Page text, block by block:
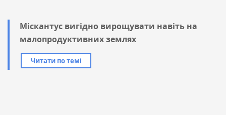
Міскантус вигідно вирощувати навіть на
малопродуктивних землях
Читати по темі